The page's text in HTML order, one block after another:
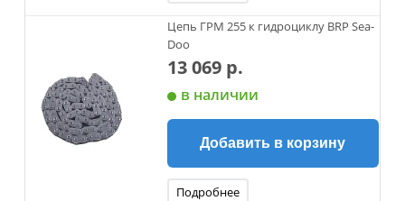
Цепь ГРМ 255 к гидроциклу BRP Sea-
Doo
13 069 р.
в наличии
Добавить в корзину
Подробнее